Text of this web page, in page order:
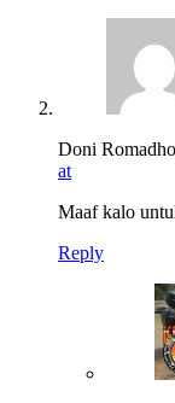
Doni
at
Maaf kalo
Reply